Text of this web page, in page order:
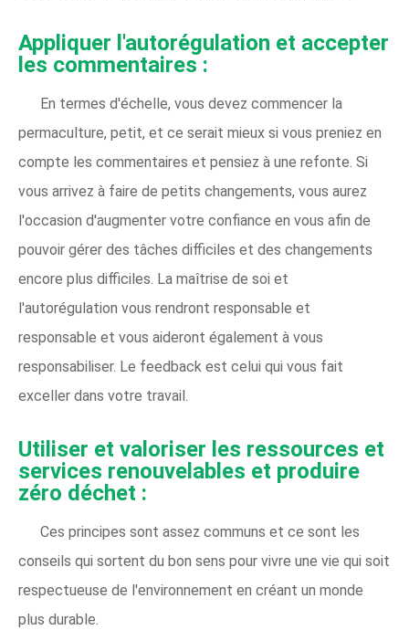
Appliquer l'autorégulation et accepter
les commentaires :
En termes d'échelle, vous devez commencer la
permaculture, petit, et ce serait mieux si vous preniez en
compte les commentaires et pensiez à une refonte. Si
vous arrivez à faire de petits changements, vous aurez
l'occasion d'augmenter votre confiance en vous afin de
pouvoir gérer des tâches difficiles et des changements
encore plus difficiles. La maîtrise de soi et
l'autorégulation vous rendront responsable et
responsable et vous aideront également à vous
responsabiliser. Le feedback est celui qui vous fait
exceller dans votre travail.
Utiliser et valoriser les ressources et
services renouvelables et produire
zéro déchet :
Ces principes sont assez communs et ce sont les
conseils qui sortent du bon sens pour vivre une vie qui soit
respectueuse de l'environnement en créant un monde
plus durable.